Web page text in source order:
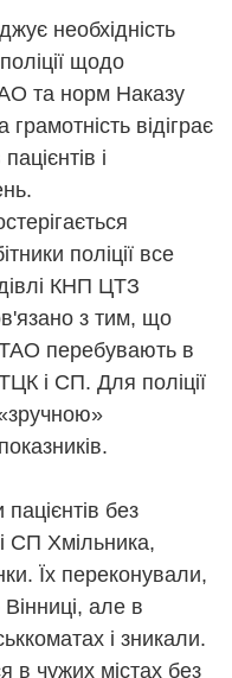
необхідність
щодо
та норм Наказу
відіграє
і
поліції все
КНП ЦТЗ
з тим, що
перебувають в
і СП. Для поліції
без
СП Хмільника,
Їх переконували,
але в
і зникали.
в чужих містах без